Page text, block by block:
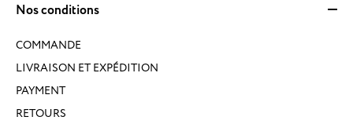
Nos conditions
COMMANDE
LIVRAISON ET EXPÉDITION
PAYMENT
RETOURS